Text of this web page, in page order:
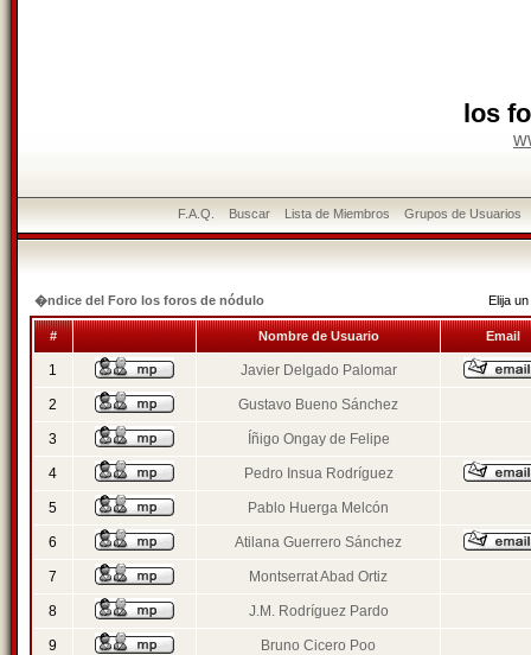
los
F.A.Q. Buscar Lista de Miembros Grupos de Usuarios
�ndice del Foro los foros de nódulo Elija
# Nombre de Usuario Email
1 Javier Delgado Palomar
2 Gustavo Bueno Sánchez
3 Íñigo Ongay de Felipe
4 Pedro Insua Rodríguez
5 Pablo Huerga Melcón
6 Atilana Guerrero Sánchez
7 Montserrat Abad Ortiz
8 J.M. Rodríguez Pardo
9 Bruno Cicero Poo